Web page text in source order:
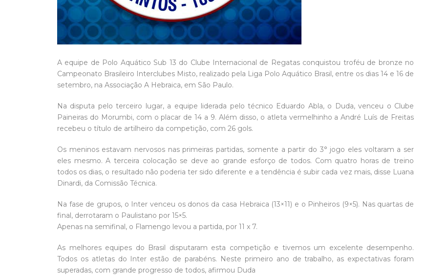
A equipe de Polo Aquático Sub 13 do Clube Internacional de Regatas conquistou troféu de bronze no
Campeonato Brasileiro Interclubes Misto, realizado pela Liga Polo Aquático Brasil, entre os dias 14 e 16 de
setembro, na Associação A Hebraica, em São Paulo.
Na disputa pelo terceiro lugar, a equipe liderada pelo técnico Eduardo Abla, o Duda, venceu o Clube
Paineiras do Morumbi, com o placar de 14 a 9. Além disso, o atleta vermelhinho a André Luís de Freitas
recebeu o título de artilheiro da competição, com 26 gols.
Os meninos estavam nervosos nas primeiras partidas, somente a partir do 3° jogo eles voltaram a ser
eles mesmo. A terceira colocação se deve ao grande esforço de todos. Com quatro horas de treino
todos os dias, o resultado não poderia ter sido diferente e a tendência é subir cada vez mais, disse Luana
Dinardi, da Comissão Técnica.
Na fase de grupos, o Inter venceu os donos da casa Hebraica (13×11) e o Pinheiros (9×5). Nas quartas de
final, derrotaram o Paulistano por 15×5.
Apenas na semifinal, o Flamengo levou a partida, por 11 x 7.
As melhores equipes do Brasil disputaram esta competição e tivemos um excelente desempenho.
Todos os atletas do Inter estão de parabéns. Neste primeiro ano de trabalho, as expectativas foram
superadas, com grande progresso de todos, afirmou Duda